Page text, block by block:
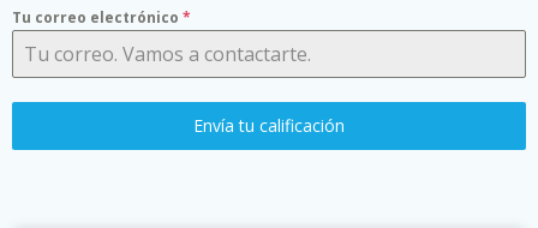
Tu correo electrónico *
Envía tu calificación